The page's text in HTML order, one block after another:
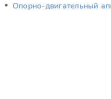
Опорно-двигательный